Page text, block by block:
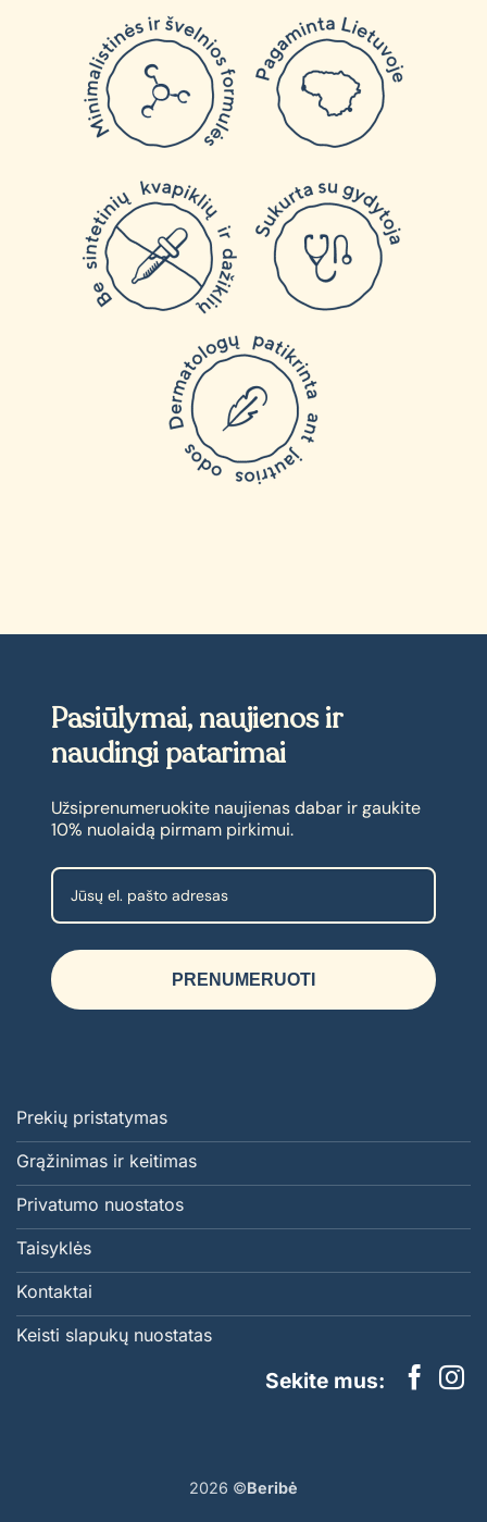
Pasiūlymai, naujienos ir
naudingi patarimai
Užsiprenumeruokite naujienas dabar ir gaukite
10% nuolaidą pirmam pirkimui.
PRENUMERUOTI
Prekių pristatymas
Grąžinimas ir keitimas
Privatumo nuostatos
Taisyklės
Kontaktai
Keisti slapukų nuostatas
Sekite mus:
2026 ©Beribė